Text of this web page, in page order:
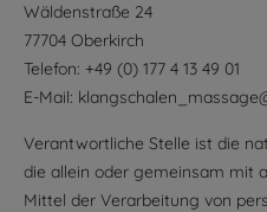
Wäldenstraße 24
77704 Oberkirch
Telefon: +49 (0) 177 4 13 49 01
E-Mail:
Verantwortliche Stelle ist die
die allein oder gemeinsam mit
Mittel der Verarbeitung von